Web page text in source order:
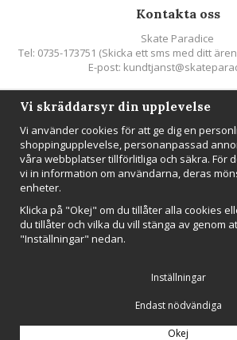
Kontakta oss
Skate Paradice
Tel: 0735-173751 (Skicka ett sms med ditt
E-post:
Följ oss
Drift & produktion:
Vi skräddarsyr din upplevelse
Vi använder cookies för att ge dig en
shoppingupplevelse, personanpassad
våra webbplatser tillförlitliga och säkra. För
vi in information om användarna, deras
enheter.
Klicka på "Okej" om du tillåter alla cookies
du tillåter och vilka du vill stänga av genom
"Inställningar" nedan.
Inställningar
Endast nödvändiga
Okej